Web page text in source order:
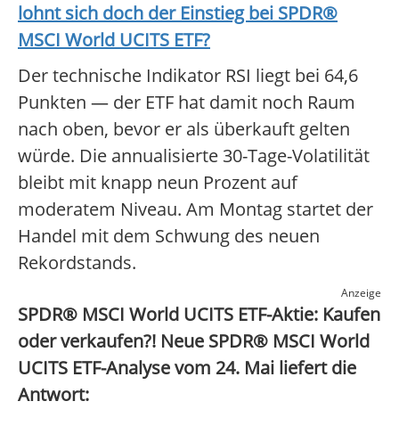
lohnt sich doch der Einstieg bei SPDR®
MSCI World UCITS ETF?
Der technische Indikator RSI liegt bei 64,6
Punkten — der ETF hat damit noch Raum
nach oben, bevor er als überkauft gelten
würde. Die annualisierte 30-Tage-Volatilität
bleibt mit knapp neun Prozent auf
moderatem Niveau. Am Montag startet der
Handel mit dem Schwung des neuen
Rekordstands.
Anzeige
SPDR® MSCI World UCITS ETF-Aktie: Kaufen
oder verkaufen?! Neue SPDR® MSCI World
UCITS ETF-Analyse vom 24. Mai liefert die
Antwort: